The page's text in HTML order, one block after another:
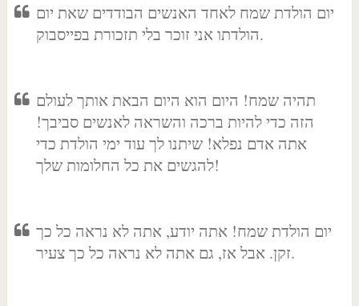
יום הולדת שמח לאחד האנשים הבודדים שאת יום
הולדתו אני זוכר בלי תזכורת בפייסבוק.
תהיה שמח! היום הוא היום הבאת אותך לעולם
הזה כדי להיות ברכה והשראה לאנשים סביבך!
אתה אדם נפלא! שיתנו לך עוד ימי הולדת כדי
להגשים את כל החלומות שלך!
יום הולדת שמח! אתה יודע, אתה לא נראה כל כך
זקן. אבל אז, גם אתה לא נראה כל כך צעיר.